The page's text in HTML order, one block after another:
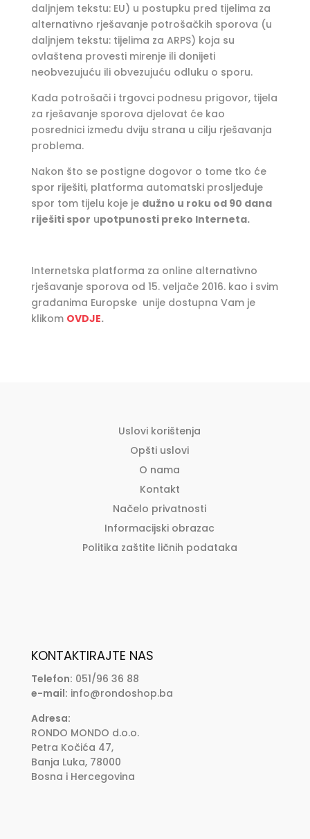
daljnjem tekstu: EU) u postupku pred tijelima za
alternativno rješavanje potrošačkih sporova (u
daljnjem tekstu: tijelima za ARPS) koja su
ovlaštena provesti mirenje ili donijeti
neobvezujuću ili obvezujuću odluku o sporu.
Kada potrošači i trgovci podnesu prigovor, tijela
za rješavanje sporova djelovat će kao
posrednici između dviju strana u cilju rješavanja
problema.
Nakon što se postigne dogovor o tome tko će
spor riješiti, platforma automatski prosljeđuje
spor tom tijelu koje je dužno u roku od 90 dana
riješiti spor upotpunosti preko Interneta.
Internetska platforma za online alternativno
rješavanje sporova od 15. veljače 2016. kao i svim
građanima Europske unije dostupna Vam je
klikom OVDJE.
Uslovi korištenja
Opšti uslovi
O nama
Kontakt
Načelo privatnosti
Informacijski obrazac
Politika zaštite ličnih podataka
KONTAKTIRAJTE NAS
Telefon: 051/96 36 88
e-mail: info@rondoshop.ba
Adresa:
RONDO MONDO d.o.o.
Petra Kočića 47,
Banja Luka, 78000
Bosna i Hercegovina